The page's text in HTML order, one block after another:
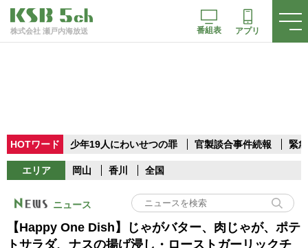
株式会社 瀬戸内海放送 番組表 アプリ
HOTワード 少年19人にわいせつの罪 官製談合事件続報 緊
エリア 岡山 香川 全国
ニュース
【Happy One Dish】じゃがバター、肉じゃが、ポテ
トサラダ、ナスの揚げ浸し・ローストガーリックチ